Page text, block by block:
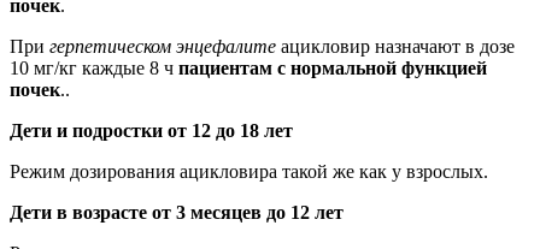
почек.
При герпетическом энцефалите ацикловир назначают в дозе
10 мг/кг каждые 8 ч пациентам с нормальной функцией
почек..
Дети и подростки от 12 до 18 лет
Режим дозирования ацикловира такой же как у взрослых.
Дети в возрасте от 3 месяцев до 12 лет